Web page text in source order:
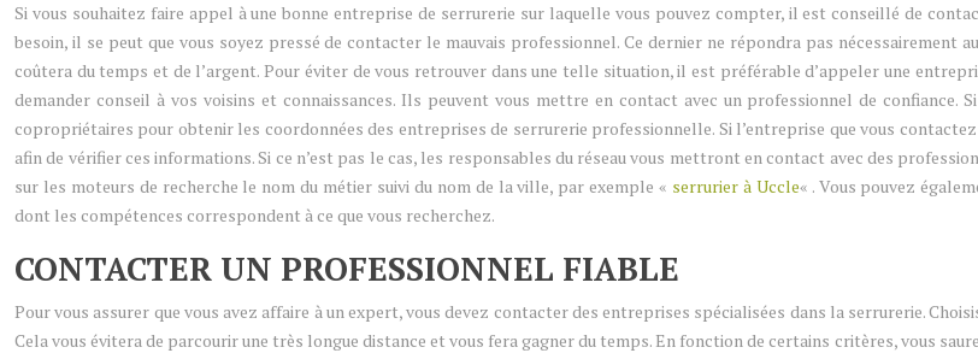
Si vous souhaitez faire appel à une bonne entreprise de serrurerie sur laquelle vous pouvez compter, il est conseillé de
besoin, il se peut que vous soyez pressé de contacter le mauvais professionnel. Ce dernier ne répondra pas nécessairement
coûtera du temps et de l’argent. Pour éviter de vous retrouver dans une telle situation, il est préférable d’appeler une
demander conseil à vos voisins et connaissances. Ils peuvent vous mettre en contact avec un professionnel de confiance.
copropriétaires pour obtenir les coordonnées des entreprises de serrurerie professionnelle. Si l’entreprise que vous
afin de vérifier ces informations. Si ce n’est pas le cas, les responsables du réseau vous mettront en contact avec des
sur les moteurs de recherche le nom du métier suivi du nom de la ville, par exemple « serrurier à Uccle« . Vous pouvez
dont les compétences correspondent à ce que vous recherchez.
CONTACTER UN PROFESSIONNEL FIABLE
Pour vous assurer que vous avez affaire à un expert, vous devez contacter des entreprises spécialisées dans la serrurerie.
Cela vous évitera de parcourir une très longue distance et vous fera gagner du temps. En fonction de certains critères, vous